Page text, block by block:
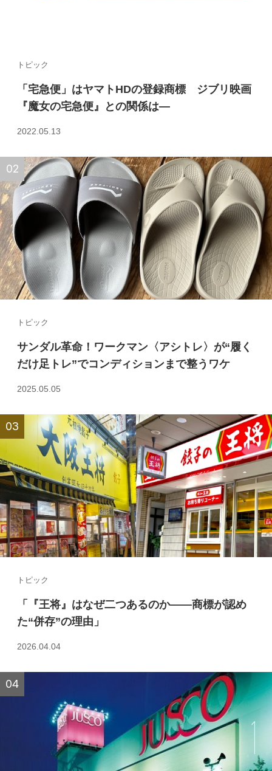
トピック
「宅急便」はヤマトHDの登録商標 ジブリ映画
『魔女の宅急便』との関係は—
2022.05.13
トピック
サンダル革命！ワークマン〈アシトレ〉が“履く
だけ足トレ”でコンディションまで整うワケ
2025.05.05
トピック
「『王将』はなぜ二つあるのか――商標が認め
た“併存”の理由」
2026.04.04